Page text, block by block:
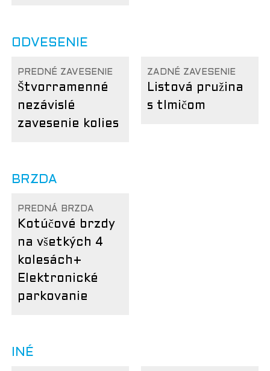
ODVESENIE
PREDNÉ ZAVESENIE
Štvorramenné
nezávislé
zavesenie kolies
ZADNÉ ZAVESENIE
Listová pružina
s tlmičom
BRZDA
PREDNÁ BRZDA
Kotúčové brzdy
na všetkých 4
kolesách +
Elektronické
parkovanie
INÉ